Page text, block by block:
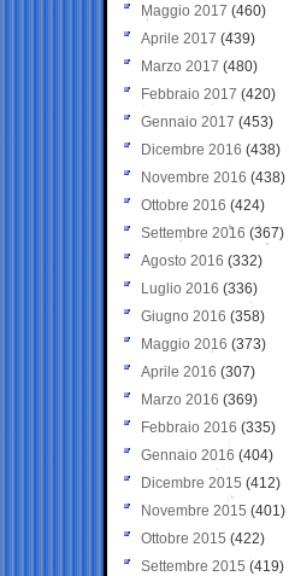
Maggio 2017 (460)
Aprile 2017 (439)
Marzo 2017 (480)
Febbraio 2017 (420)
Gennaio 2017 (453)
Dicembre 2016 (438)
Novembre 2016 (438)
Ottobre 2016 (424)
Settembre 2016 (367)
Agosto 2016 (332)
Luglio 2016 (336)
Giugno 2016 (358)
Maggio 2016 (373)
Aprile 2016 (307)
Marzo 2016 (369)
Febbraio 2016 (335)
Gennaio 2016 (404)
Dicembre 2015 (412)
Novembre 2015 (401)
Ottobre 2015 (422)
Settembre 2015 (419)